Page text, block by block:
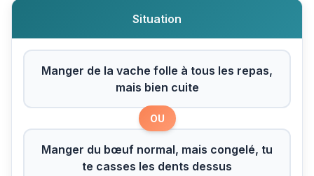
Situation
Manger de la vache folle à tous les repas,
mais bien cuite
OU
Manger du bœuf normal, mais congelé, tu
te casses les dents dessus